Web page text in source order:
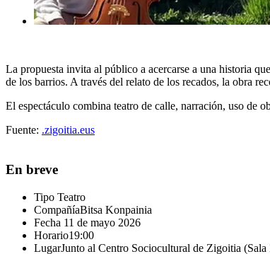
La propuesta invita al público a acercarse a una historia
de los barrios. A través del relato de los recados, la obra
El espectáculo combina teatro de calle, narración, uso de
Fuente: .zigoitia.eus
En breve
Tipo Teatro
CompañíaBitsa Konpainia
Fecha 11 de mayo 2026
Horario19:00
LugarJunto al Centro Sociocultural de Zigoitia